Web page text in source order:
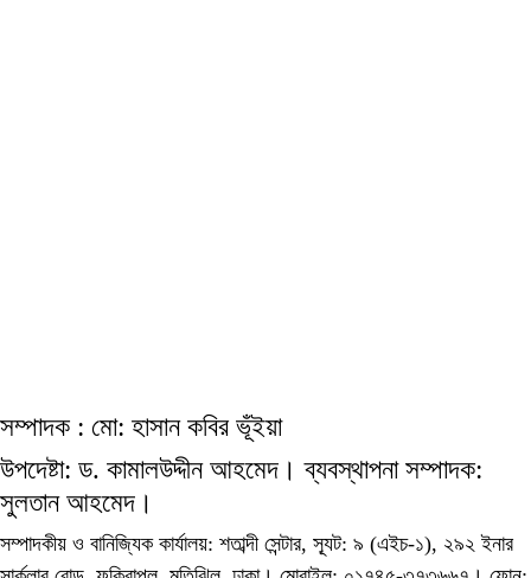
সম্পাদক : মো: হাসান কবির ভূঁইয়া
উপদেষ্টা: ড. কামালউদ্দীন আহমেদ। ব্যবস্থাপনা সম্পাদক:
সুলতান আহমেদ।
সম্পাদকীয় ও বানিজ্যিক কার্যালয়: শতাব্দী সেন্টার, স্যূট: ৯ (এইচ-১), ২৯২ ইনার